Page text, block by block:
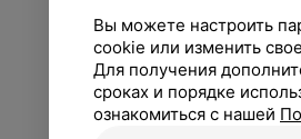
Вы можете настроить
cookie или изменить
Для получения
сроках и порядке
ознакомиться с нашей